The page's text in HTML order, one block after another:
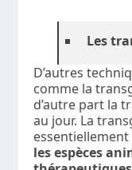
Les
D’autres
comme la
d’autre part la
au jour. La
essentiellement
les espèces